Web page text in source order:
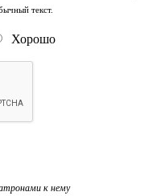
текст.
Хорошо
к нему